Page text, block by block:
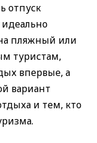
отпуск
пляжный или
туристам,
впервые, а
вариант
и тем, кто